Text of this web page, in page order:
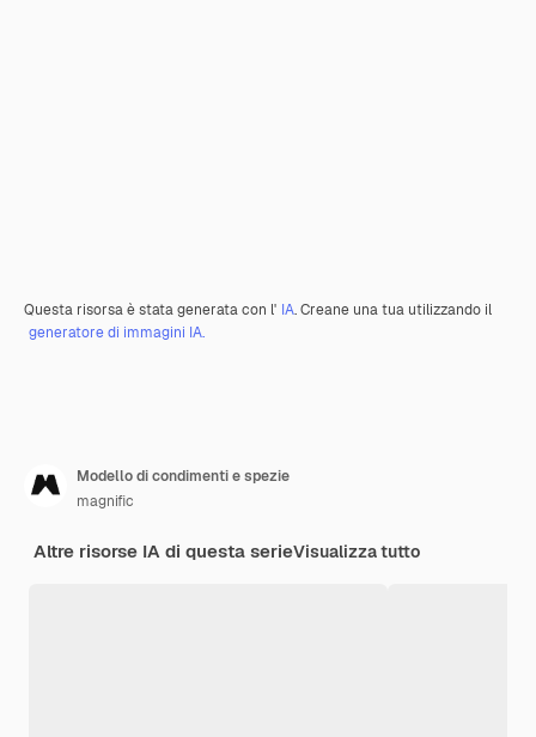
Questa risorsa è stata generata con l' IA. Creane una tua utilizzando il
generatore di immagini IA.
Modello di condimenti e spezie
magnific
Altre risorse IA di questa serieVisualizza tutto